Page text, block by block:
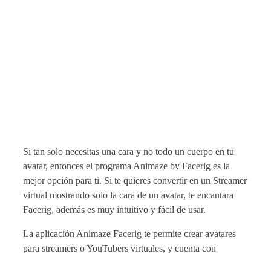
Si tan solo necesitas una cara y no todo un cuerpo en tu
avatar, entonces el programa Animaze by Facerig es la
mejor opción para ti. Si te quieres convertir en un Streamer
virtual mostrando solo la cara de un avatar, te encantara
Facerig, además es muy intuitivo y fácil de usar.
La aplicación Animaze Facerig te permite crear avatares
para streamers o YouTubers virtuales, y cuenta con